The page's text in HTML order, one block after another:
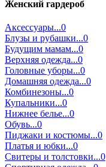
Женский гардероб
Аксессуары...0
Блузы и рубашки...0
Будущим мамам...0
Верхняя одежда...0
Головные уборы...0
Домашняя одежда...0
Комбинезоны...0
Купальники...0
Нижнее белье...0
Обувь...0
Пиджаки и костюмы...0
Платья и юбки...0
Свитеры и толстовки...0